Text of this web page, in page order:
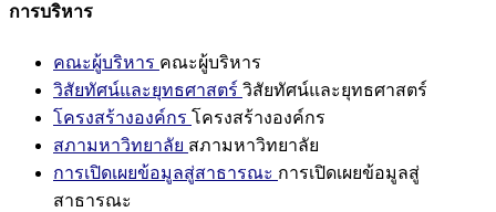
การบริหาร
คณะผู้บริหาร คณะผู้บริหาร
วิสัยทัศน์และยุทธศาสตร์ วิสัยทัศน์และยุทธศาสตร์
โครงสร้างองค์กร โครงสร้างองค์กร
สภามหาวิทยาลัย สภามหาวิทยาลัย
การเปิดเผยข้อมูลสู่สาธารณะ การเปิดเผยข้อมูลสู่
สาธารณะ